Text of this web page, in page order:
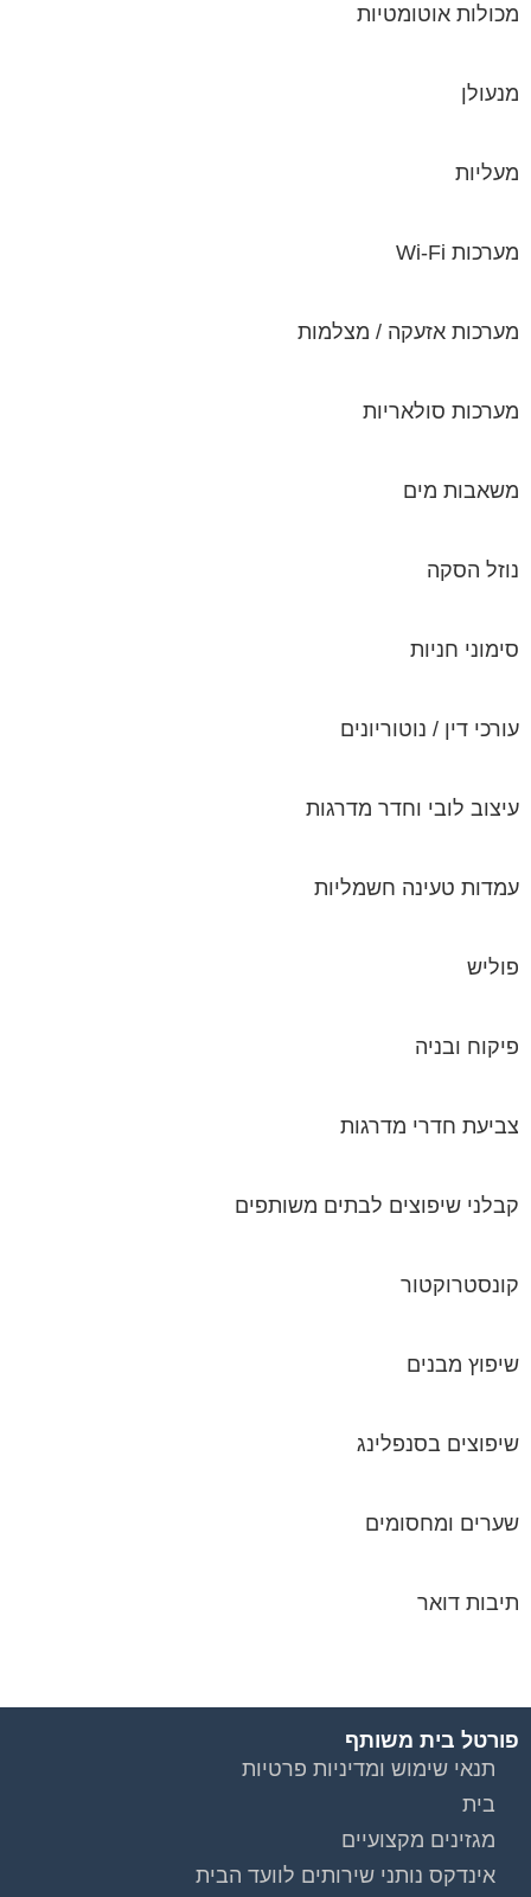
מכולות אוטומטיות
מנעולן
מעליות
מערכות Wi-Fi
מערכות אזעקה / מצלמות
מערכות סולאריות
משאבות מים
נוזל הסקה
סימוני חניות
עורכי דין / נוטוריונים
עיצוב לובי וחדר מדרגות
עמדות טעינה חשמליות
פוליש
פיקוח ובניה
צביעת חדרי מדרגות
קבלני שיפוצים לבתים משותפים
קונסטרוקטור
שיפוץ מבנים
שיפוצים בסנפלינג
שערים ומחסומים
תיבות דואר
פורטל בית משותף
תנאי שימוש ומדיניות פרטיות
בית
מגזינים מקצועיים
אינדקס נותני שירותים לוועד הבית